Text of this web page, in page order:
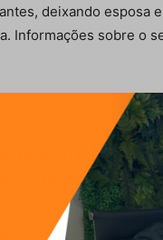
deixando esposa
Informações sobre o
entre motos
mulher em
resulta em tragédia